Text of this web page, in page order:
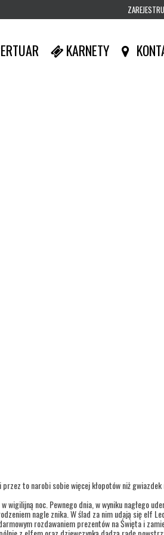
KARNETY
to narobi sobie więcej kłopotów niż gwiazdek
noc. Pewnego dnia, w wyniku nagłego
nagle znika. W ślad za nim udają się elf
rozdawaniem prezentów na Święta i